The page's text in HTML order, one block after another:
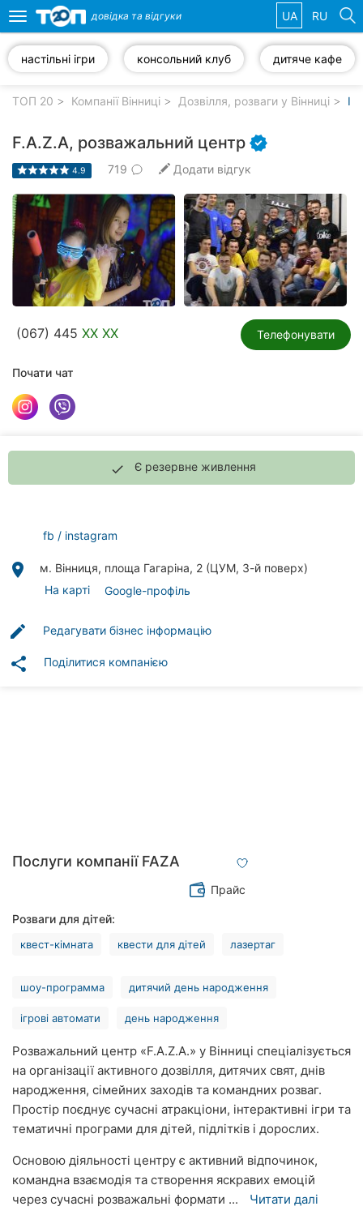
компанії
рубрики:
Стоматології
Ветеринарні
клініки
клініки
Автошколи
Ресторани
рубрики
міста:
Житомир
Тернопіль
Запоріжжя
Дніпро
Львів
Кривий
Миколаїв
Херсон
Чернігів
Toggle
navigation
довідка та відгуки UA RU
настільні ігри консольний клуб дитяче кафе
ТОП 20 Компанії Вінниці Дозвілля, розваги у Вінниці
F.A.Z.A, розважальний центр
4.9 719 Додати відгук
(067) 445 XX XX Телефонувати
Почати чат
done Є резервне живлення
fb instagram
place
м. Вінниця, площа Гагаріна, 2 (ЦУМ, 3-й поверх)
На карті
Google-профіль
edit Редагувати бізнес інформацію
share Поділитися компанією
Послуги компанії FAZA
Прайс
Розваги для дітей:
квест-кімната квести для дітей лазертаг
шоу-программа дитячий день народження
ігрові автомати день народження
Розважальний центр «F.A.Z.A.» у Вінниці спеціалізується
на організації активного дозвілля, дитячих свят, днів
народження, сімейних заходів та командних розваг.
Простір поєднує сучасні атракціони, інтерактивні ігри та
тематичні програми для дітей, підлітків і дорослих.
Основою діяльності центру є активний відпочинок,
командна взаємодія та створення яскравих емоцій
через сучасні розважальні формати ...
Читати далі